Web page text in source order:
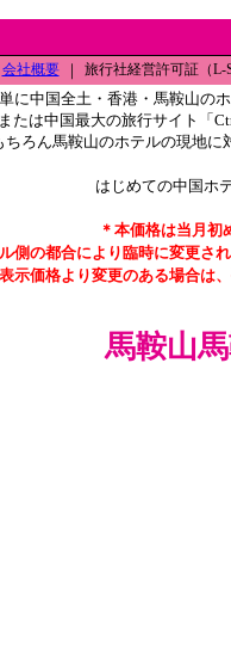
会社概要 ｜ 旅行社経営許可証（L-
に中国全土・香港・馬鞍山の
たは中国最大の旅行サイト「
ちろん馬鞍山のホテルの現地に
はじめての中国ホ
＊本価格は当月初
側の都合により臨時に変更さ
表示価格より変更のある場合は
馬鞍山